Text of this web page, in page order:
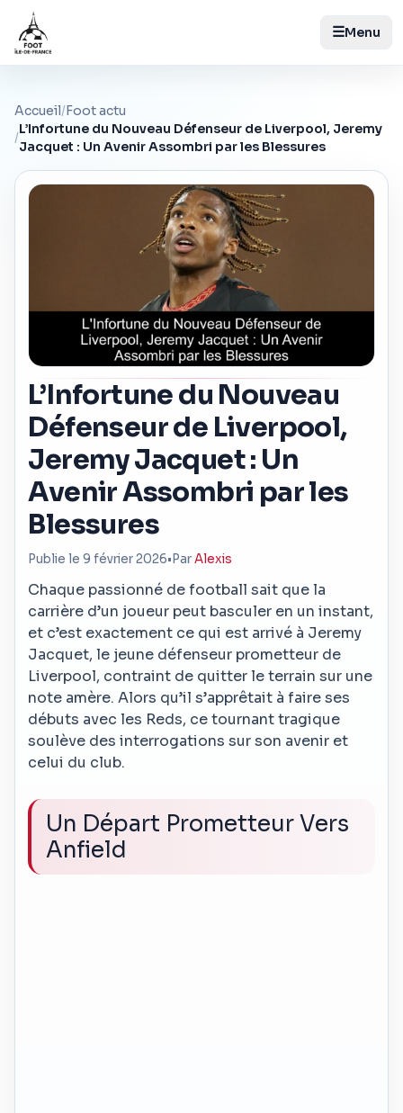
☰Menu
Accueil/Foot actu
/
L’Infortune du Nouveau Défenseur de Liverpool, Jeremy
Jacquet : Un Avenir Assombri par les Blessures
L’Infortune du Nouveau
Défenseur de Liverpool,
Jeremy Jacquet : Un
Avenir Assombri par les
Blessures
Publie le 9 février 2026• ParAlexis
Chaque passionné de football sait que la
carrière d’un joueur peut basculer en un instant,
et c’est exactement ce qui est arrivé à Jeremy
Jacquet, le jeune défenseur prometteur de
Liverpool, contraint de quitter le terrain sur une
note amère. Alors qu’il s’apprêtait à faire ses
débuts avec les Reds, ce tournant tragique
soulève des interrogations sur son avenir et
celui du club.
Un Départ Prometteur Vers
Anfield